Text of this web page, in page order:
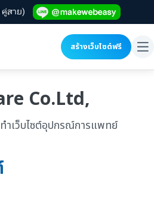
คู่สาย)
สร้างเว็บไซต์ฟรี
Co.Ltd,
ำเว็บไซต์อุปกรณ์การแพทย์